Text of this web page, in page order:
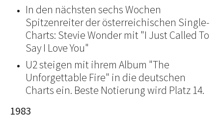
In den nächsten sechs Wochen
Spitzenreiter der österreichischen Single-
Charts: Stevie Wonder mit "I Just Called To
Say I Love You"
U2 steigen mit ihrem Album "The
Unforgettable Fire" in die deutschen
Charts ein. Beste Notierung wird Platz 14.
1983